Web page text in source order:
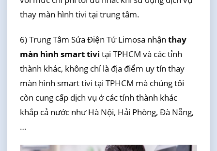
thay màn hình tivi tại trung tâm.
6) Trung Tâm Sửa Điện Tử Limosa nhận thay
màn hình smart tivi tại TPHCM và các tỉnh
thành khác, không chỉ là địa điểm uy tín thay
màn hình smart tivi tại TPHCM mà chúng tôi
còn cung cấp dịch vụ ở các tỉnh thành khác
khắp cả nước như Hà Nội, Hải Phòng, Đà Nẵng,
…